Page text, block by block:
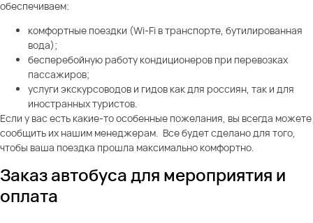
обеспечиваем:
комфортные поездки (Wi-Fi в транспорте, бутилированная
вода);
бесперебойную работу кондиционеров при перевозках
пассажиров;
услуги экскурсоводов и гидов как для россиян, так и для
иностранных туристов.
Если у вас есть какие-то особенные пожелания, вы всегда можете
сообщить их нашим менеджерам. Все будет сделано для того,
чтобы ваша поездка прошла максимально комфортно.
Заказ автобуса для мероприятия и
оплата